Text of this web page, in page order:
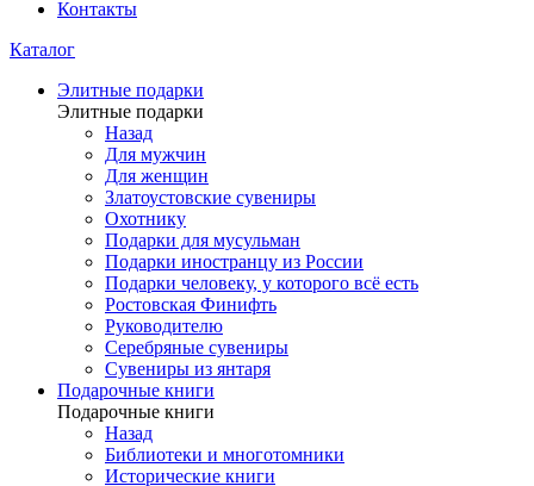
Контакты
Каталог
Элитные подарки
Элитные подарки
Назад
Для мужчин
Для женщин
Златоустовские сувениры
Охотнику
Подарки для мусульман
Подарки иностранцу из России
Подарки человеку, у которого всё есть
Ростовская Финифть
Руководителю
Серебряные сувениры
Сувениры из янтаря
Подарочные книги
Подарочные книги
Назад
Библиотеки и многотомники
Исторические книги